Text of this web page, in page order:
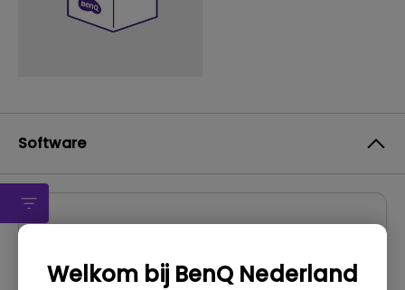
Welkom bij BenQ Nederland
Software
DMS Local